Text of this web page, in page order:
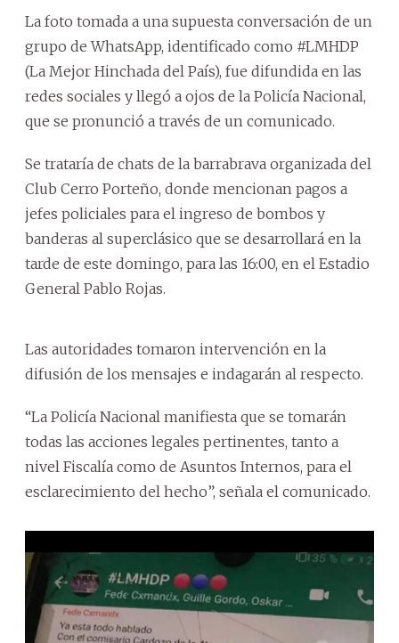
La foto tomada a una supuesta conversación de un
grupo de WhatsApp, identificado como #LMHDP
(La Mejor Hinchada del País), fue difundida en las
redes sociales y llegó a ojos de la Policía Nacional,
que se pronunció a través de un comunicado.
Se trataría de chats de la barrabrava organizada del
Club Cerro Porteño, donde mencionan pagos a
jefes policiales para el ingreso de bombos y
banderas al superclásico que se desarrollará en la
tarde de este domingo, para las 16:00, en el Estadio
General Pablo Rojas.
Las autoridades tomaron intervención en la
difusión de los mensajes e indagarán al respecto.
“La Policía Nacional manifiesta que se tomarán
todas las acciones legales pertinentes, tanto a
nivel Fiscalía como de Asuntos Internos, para el
esclarecimiento del hecho”, señala el comunicado.